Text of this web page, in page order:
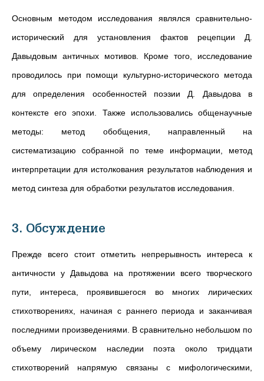
Основным методом исследования являлся сравнительно-
исторический для установления фактов рецепции Д.
Давыдовым античных мотивов. Кроме того, исследование
проводилось при помощи культурно-исторического метода
для определения особенностей поэзии Д. Давыдова в
контексте его эпохи. Также использовались общенаучные
методы: метод обобщения, направленный на
систематизацию собранной по теме информации, метод
интерпретации для истолкования результатов наблюдения и
метод синтеза для обработки результатов исследования.
3. Обсуждение
Прежде всего стоит отметить непрерывность интереса к
античности у Давыдова на протяжении всего творческого
пути, интереса, проявившегося во многих лирических
стихотворениях, начиная с раннего периода и заканчивая
последними произведениями. В сравнительно небольшом по
объему лирическом наследии поэта около тридцати
стихотворений напрямую связаны с мифологическими,